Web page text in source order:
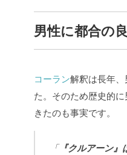
男性に都合の
コーラン解釈は長年、
た。そのため歴史的
きたのも事実です。
「『クルアーン』